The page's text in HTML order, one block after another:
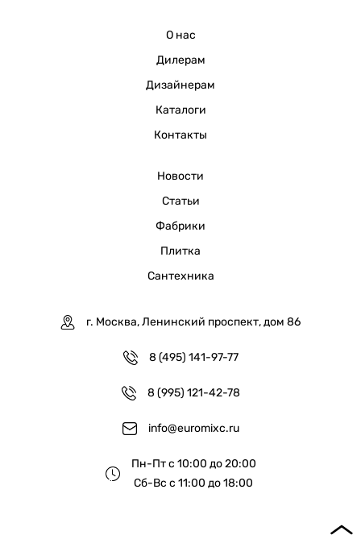
О нас
Дилерам
Дизайнерам
Каталоги
Контакты
Новости
Статьи
Фабрики
Плитка
Сантехника
г. Москва, Ленинский проспект, дом 86
8 (495) 141-97-77
8 (995) 121-42-78
info@euromixc.ru
Пн-Пт с 10:00 до 20:00
Сб-Вс с 11:00 до 18:00